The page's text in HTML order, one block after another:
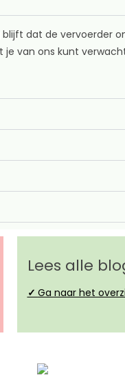
dat de vervoerder
van ons kunt
Lees alle
✓ Ga naar het